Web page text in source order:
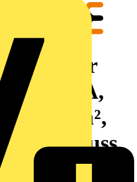
V, 8 A,
1.5 mm²,